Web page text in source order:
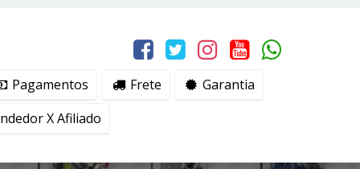
Pagamentos Frete
Garantia
X Afiliado